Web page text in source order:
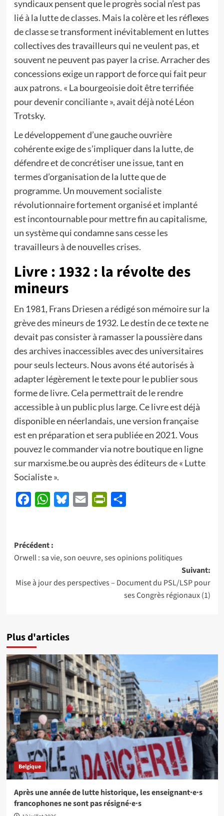
syndicaux pensent que le progrès social n’est pas
lié à la lutte de classes. Mais la colère et les réflexes
de classe se transforment inévitablement en luttes
collectives des travailleurs qui ne veulent pas, et
souvent ne peuvent pas payer la crise. Arracher des
concessions exige un rapport de force qui fait peur
aux patrons. « La bourgeoisie doit être terrifiée
pour devenir conciliante », avait déjà noté Léon
Trotsky.
Le développement d’une gauche ouvrière
cohérente exige de s’impliquer dans la lutte, de
défendre et de concrétiser une issue, tant en
termes d’organisation de la lutte que de
programme. Un mouvement socialiste
révolutionnaire fortement organisé et implanté
est incontournable pour mettre fin au capitalisme,
un système qui condamne sans cesse les
travailleurs à de nouvelles crises.
Livre : 1932 : la révolte des
mineurs
En 1981, Frans Driesen a rédigé son mémoire sur la
grève des mineurs de 1932. Le destin de ce texte ne
devait pas consister à ramasser la poussière dans
des archives inaccessibles avec des universitaires
pour seuls lecteurs. Nous avons été autorisés à
adapter légèrement le texte pour le publier sous
forme de livre. Cela permettrait de le rendre
accessible à un public plus large. Ce livre est déjà
disponible en néerlandais, une version française
est en préparation et sera publiée en 2021. Vous
pouvez le commander via notre boutique en ligne
sur marxisme.be ou auprès des éditeurs de « Lutte
Socialiste ».
FacebookWhatsApp
BlueskyEmail PrintFriendly
Navigation
d’article
Précédent :
Orwell : sa vie, son oeuvre, ses opinions politiques
Suivant:
Mise à jour des perspectives – Document du PSL/LSP pour
ses Congrès régionaux (1)
Plus d'articles
Belgique
Après une année de lutte historique, les enseignant·e·s
francophones ne sont pas résigné·e·s